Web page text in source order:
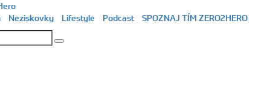
Neziskovky Lifestyle Podcast SPOZNAJ TÍM ZERO2HERO